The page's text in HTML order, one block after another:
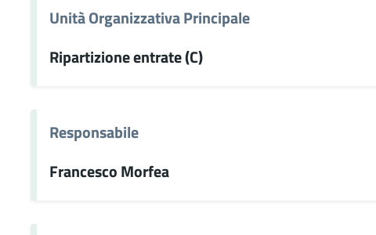
Unità Organizzativa Principale
Ripartizione entrate (C)
Responsabile
Francesco Morfea